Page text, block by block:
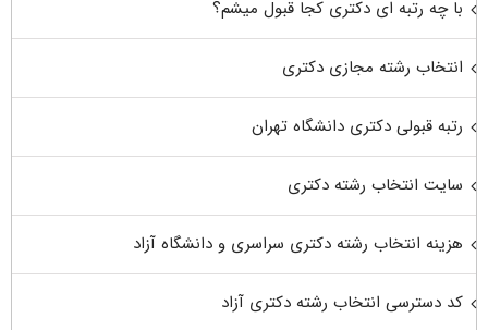
با چه رتبه ای دکتری کجا قبول میشم؟
انتخاب رشته مجازی دکتری
رتبه قبولی دکتری دانشگاه تهران
سایت انتخاب رشته دکتری
هزینه انتخاب رشته دکتری سراسری و دانشگاه آزاد
کد دسترسی انتخاب رشته دکتری آزاد